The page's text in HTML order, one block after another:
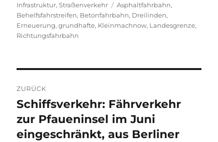
am
Infrastruktur,Straßenverkehr Schlagwörter
Asphaltfahrbahn,
Behelfsfahrstreifen, Betonfahrbahn, Dreilinden,
Erneuerung,grundhafte, Kleinmachnow, Landesgrenze,
Richtungsfahrbahn
ZURÜCK
Vorheriger
Beitrag:
Schiffsverkehr: Fährverkehr
zur Pfaueninsel im Juni
eingeschränkt, aus Berliner